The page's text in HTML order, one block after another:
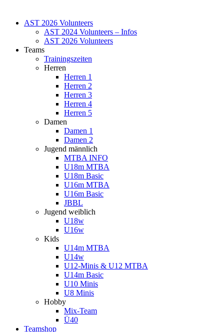
AST 2026 Volunteers
AST 2024 Volunteers – Infos
AST 2026 Volunteers
Teams
Trainingszeiten
Herren
Herren 1
Herren 2
Herren 3
Herren 4
Herren 5
Damen
Damen 1
Damen 2
Jugend männlich
MTBA INFO
U18m MTBA
U18m Basic
U16m MTBA
U16m Basic
JBBL
Jugend weiblich
U18w
U16w
Kids
U14m MTBA
U14w
U12-Minis & U12 MTBA
U14m Basic
U10 Minis
U8 Minis
Hobby
Mix-Team
Ü40
Teamshop